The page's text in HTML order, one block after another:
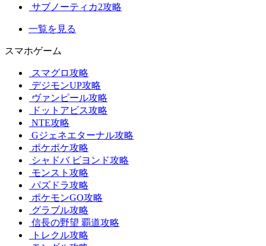
サブノーティカ2攻略
一覧を見る
スマホゲーム
スマグロ攻略
デジモンUP攻略
ヴァンピール攻略
ドットアビス攻略
NTE攻略
Gジェネエターナル攻略
ポケポケ攻略
シャドバ ビヨンド攻略
モンスト攻略
パズドラ攻略
ポケモンGO攻略
グラブル攻略
信長の野望 覇道攻略
トレクル攻略